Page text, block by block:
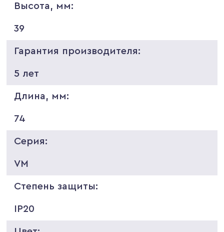
Высота, мм:
39
Гарантия производителя:
5 лет
Длина, мм:
74
Серия:
VM
Степень защиты:
IP20